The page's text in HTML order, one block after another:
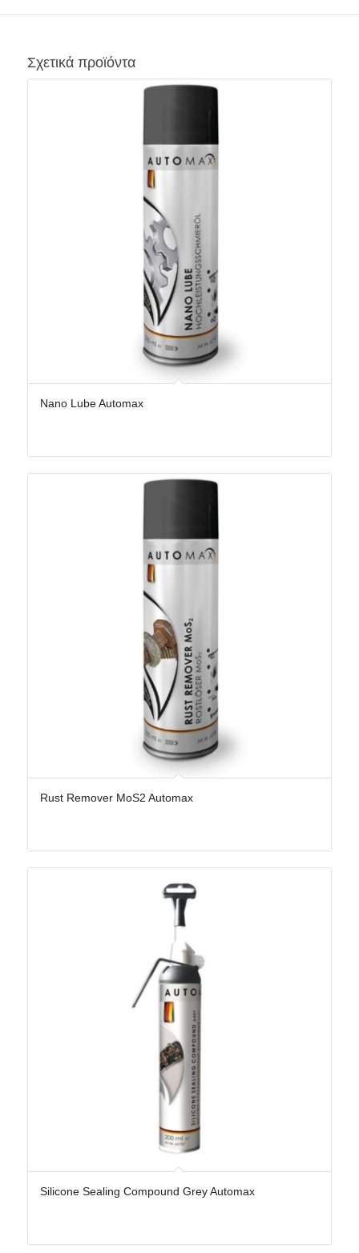
Σχετικά προϊόντα
Nano Lube Automax
Rust Remover MoS2 Automax
Silicone Sealing Compound Grey Automax